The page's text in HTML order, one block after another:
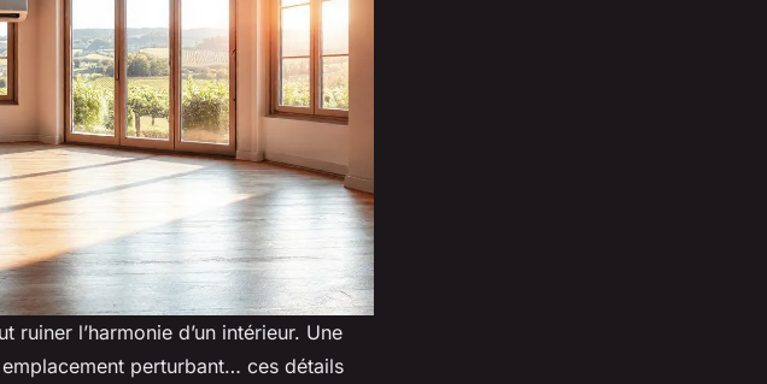
ruiner l’harmonie d’un intérieur. Une
perturbant… ces détails